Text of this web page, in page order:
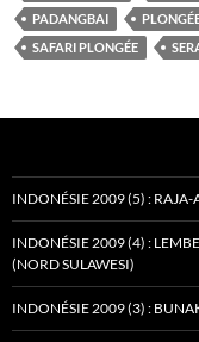
PADANGBAI
SAFARI PLONGÉE
INDONÉSIE 2009 (5) : RAJA-
INDONÉSIE 2009 (4) :
(NORD SULAWESI)
INDONÉSIE 2009 (3) :